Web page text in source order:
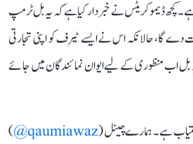
ہے۔ کچھ ڈیموکریٹس نے خبردار کیا ہے کہ یہ بل ٹرمپ
گا، حالانکہ اس نے ایسے ٹیرف کو اپنی تجارتی
بل اب منظوری کے لیے ایوان نمائندگان میں جائے
ہے۔ ہمارے چینل (qaumiawaz@
)